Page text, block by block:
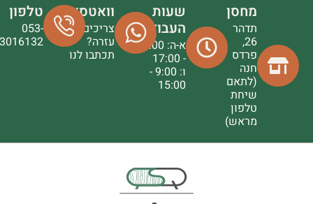
מחסן
תדהר
26,
פרדס
חנה
(לתאם
שיחת
טלפון
מראש)
שעות
העבודה
א-ה: 9:00
- 17:00
ו: 9:00 -
15:00
וואטסאפ
צריכים
עזרה?
תכתבו לנו
טלפון
053-
3016132